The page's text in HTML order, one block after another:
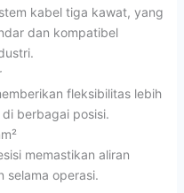
kabel tiga kawat, yang
dan kompatibel
fleksibilitas lebih
berbagai posisi.
memastikan aliran
selama operasi.